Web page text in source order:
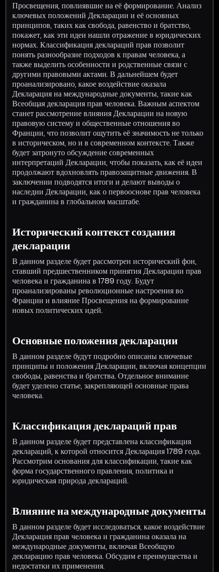
Просвещения, повлиявшие на её формирование. Анализ
ключевых положений Декларации и её основных
принципов, таких как свобода, равенство и братство,
покажет, как эти идеи нашли отражение в юридических
нормах. Классификация деклараций прав позволит
понять разнообразие подходов к правам человека, а
также выделить особенности и родственные связи с
другими правовыми актами. В дальнейшем будет
проанализировано, какое воздействие оказала
Декларация на международные документы, такие как
Всеобщая декларация прав человека. Важным аспектом
станет рассмотрение влияния Декларации на новую
правовую систему и общественные отношения во
Франции, что позволит ощутить её значимость не только
в историческом, но и в современном контексте. Также
будет затронуто обсуждение современных
интерпретаций Декларации, чтобы показать, как её идеи
продолжают вдохновлять правозащитные движения. В
заключении подводятся итоги и делают выводы о
наследии Декларации, как о первооснове прав человека
и гражданина в глобальном масштабе.
Исторический контекст создания
декларации
В данном разделе будет рассмотрен исторический фон,
ставший предшественником принятия Декларации прав
человека и гражданина в 1789 году. Будут
проанализированы революционные настроения во
Франции и влияние Просвещения на формирование
новых политических идей.
Основные положения декларации
В данном разделе будут подробно описаны ключевые
принципы и положения Декларации, включая концепции
свободы, равенства и братства. Отдельное внимание
будет уделено статье, закрепляющей основные права
человека.
Классификация деклараций прав
В данном разделе будет представлена классификация
деклараций, к которой относится Декларация 1789 года.
Рассмотрим основания для классификации, такие как
форма государственного правления, политика и
юридическая природа деклараций.
Влияние на международные документы
В данном разделе будет исследоваться, какое воздействие
Декларация прав человека и гражданина оказала на
международные документы, включая Всеобщую
декларацию прав человека. Обсудим е преимущества и
недостатки их применения.